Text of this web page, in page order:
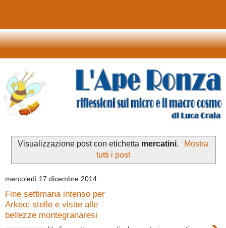
Visualizzazione post con etichetta mercatini.
Mostra
tutti i post
mercoledì 17 dicembre 2014
Fine settimana intenso per
Arkeo: stelle e visite alle
bellezze montegranaresi